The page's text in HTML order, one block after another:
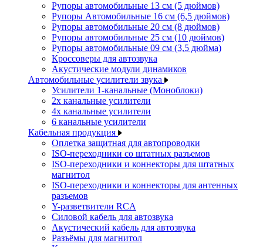
Рупоры автомобильные 13 см (5 дюймов)
Рупоры Автомобильные 16 см (6,5 дюймов)
Рупоры автомобильные 20 см (8 дюймов)
Рупоры автомобильные 25 см (10 дюймов)
Рупоры автомобильные 09 см (3,5 дюйма)
Кроссоверы для автозвука
Акустические модули динамиков
Автомобильные усилители звука
Усилители 1-канальные (Моноблоки)
2х канальные усилители
4х канальные усилители
6 канальные усилители
Кабельная продукция
Оплетка защитная для автопроводки
ISO-переходники со штатных разъемов
ISO-переходники и коннекторы для штатных
магнитол
ISO-переходники и коннекторы для антенных
разъемов
Y-разветвители RCA
Силовой кабель для автозвука
Акустический кабель для автозвука
Разъёмы для магнитол